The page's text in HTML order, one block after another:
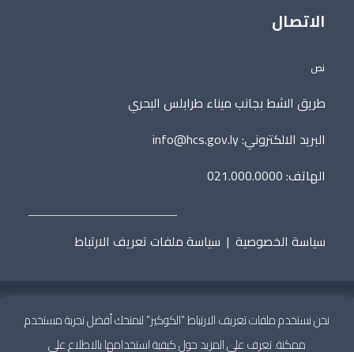
الاتصال
نص
طريق الشط بجانب ميناء طرابلس البحري
البريد الالكتروني:info@hcs.gov.ly
الهاتف: 021.000.0000
سياسة الخصوصية | سياسة ملفات تعريف الارتباط
جميع الحقوق محفوظة © 2020 المجلس الأعلى للدولة. تطوير
نحن نستخدم ملفات تعريف الارتباط "الكوكيز" لنمنحك أفضل تجربة مستخدم
ممكنة. تعرف على المزيد حول كيفية استخدامها بالاطلاع على